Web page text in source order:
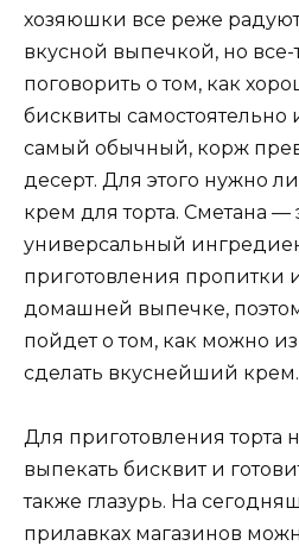
хозяюшки все реже
вкусной выпечкой, но все-
поговорить о том, как
бисквиты
самый обычный, корж
десерт. Для этого нужно
крем для торта. Сметана —
универсальный
приготовления пропитки
домашней выпечке,
пойдет о том, как можно
сделать вкуснейший крем.
Для приготовления торта
выпекать бисквит и
также глазурь. На
прилавках магазинов